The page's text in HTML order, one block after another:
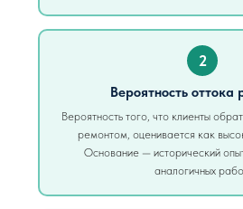
2
Вероятность оттока
Вероятность того, что клиенты
ремонтом, оценивается как
Основание — исторический
аналогичных